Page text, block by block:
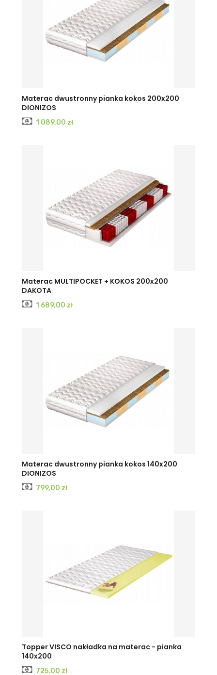
Materac dwustronny pianka kokos 200x200
DIONIZOS
Cena
1 089,00 zł
Materac MULTIPOCKET + KOKOS 200x200
DAKOTA
Cena
1 689,00 zł
Materac dwustronny pianka kokos 140x200
DIONIZOS
Cena
799,00 zł
Topper VISCO nakładka na materac - pianka
140x200
Cena
725,00 zł